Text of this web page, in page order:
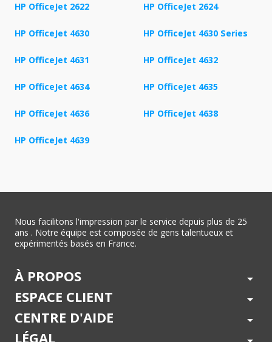
HP OfficeJet 2622 HP OfficeJet 2624
HP OfficeJet 4630 HP OfficeJet 4630 Series
HP OfficeJet 4631 HP OfficeJet 4632
HP OfficeJet 4634 HP OfficeJet 4635
HP OfficeJet 4636 HP OfficeJet 4638
HP OfficeJet 4639
Nous facilitons l'impression par le service depuis plus de 25
ans . Notre équipe est composée de gens talentueux et
expérimentés basés en France.
À PROPOS arrow_drop_down
ESPACE CLIENT arrow_drop_down
CENTRE D'AIDE arrow_drop_down
LÉGAL